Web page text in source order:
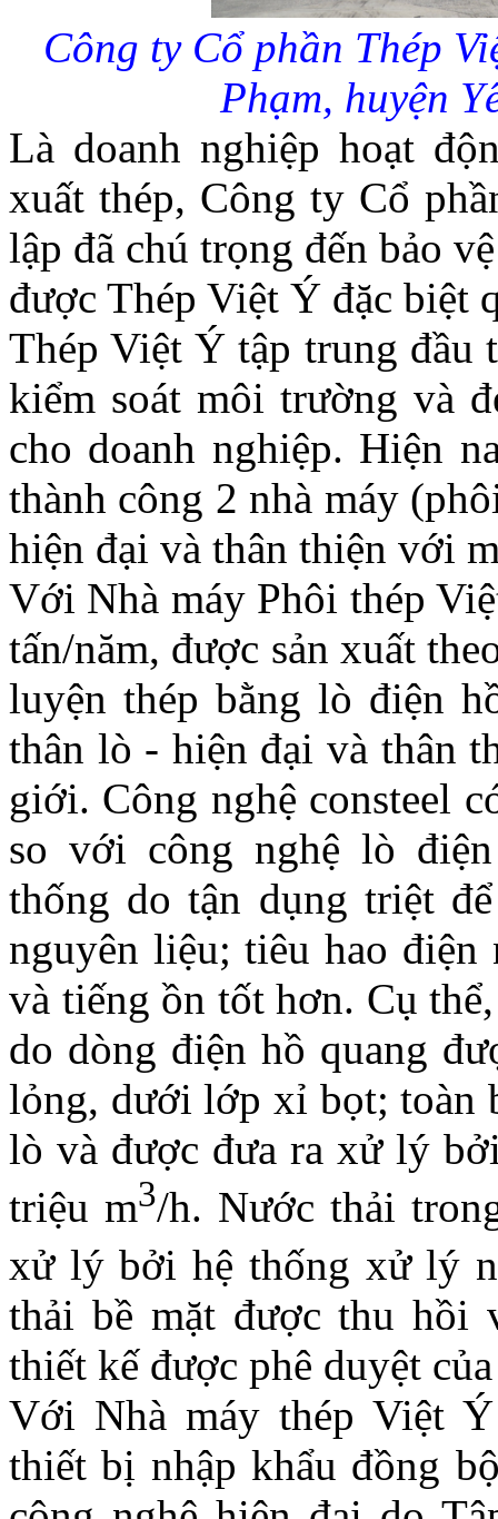
Công ty Cổ phần Thép
Phạm, huyện
Là doanh nghiệp hoạt
xuất thép, Công ty Cổ
lập đã chú trọng đến bảo
được Thép Việt Ý đặc biệt
Thép Việt Ý tập trung đầu
kiểm soát môi trường và
cho doanh nghiệp. Hiện
thành công 2 nhà máy
hiện đại và thân thiện với
Với Nhà máy Phôi thép
tấn/năm, được sản xuất
luyện thép bằng lò điện
thân lò - hiện đại và thân
giới. Công nghệ consteel
so với công nghệ lò
thống do tận dụng triệt
nguyên liệu; tiêu hao
và tiếng ồn tốt hơn. Cụ
do dòng điện hồ quang
lỏng, dưới lớp xỉ bọt; toàn
lò và được đưa ra xử lý
triệu m3/h. Nước thải
xử lý bởi hệ thống xử lý
thải bề mặt được thu hồi
thiết kế được phê duyệt
Với Nhà máy thép Việt Ý
thiết bị nhập khẩu đồng